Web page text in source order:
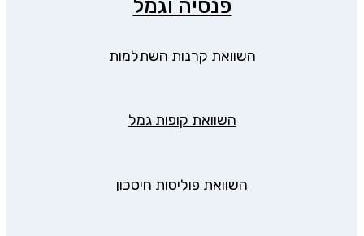
פנסיה וגמל
השוואת קרנות השתלמות
השוואת קופות גמל
השוואת פוליסות חיסכון